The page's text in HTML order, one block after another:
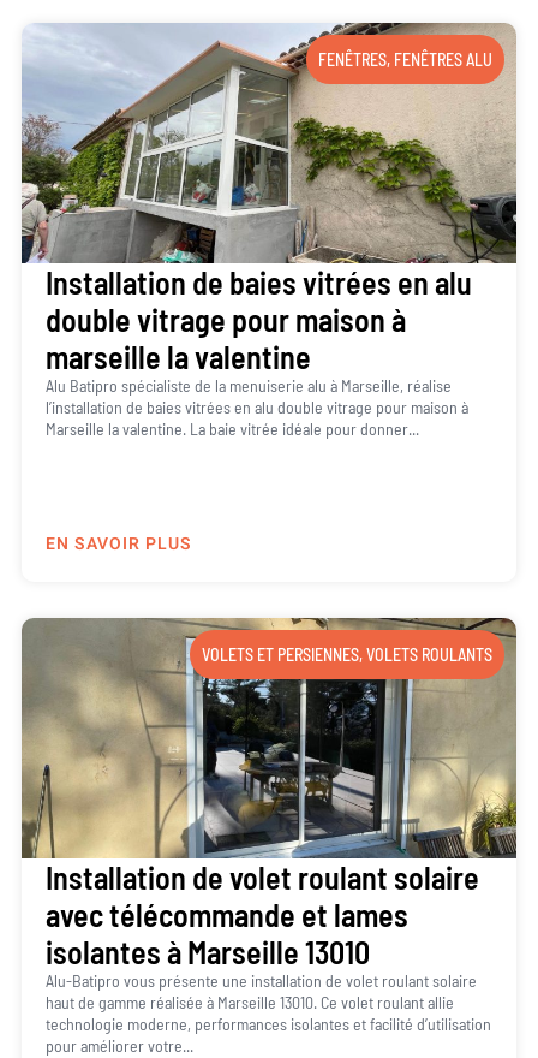
FENÊTRES, FENÊTRES ALU
Installation de baies vitrées en alu
double vitrage pour maison à
marseille la valentine
Alu Batipro spécialiste de la menuiserie alu à Marseille, réalise
l’installation de baies vitrées en alu double vitrage pour maison à
Marseille la valentine. La baie vitrée idéale pour donner...
EN SAVOIR PLUS
VOLETS ET PERSIENNES,VOLETS ROULANTS
Installation de volet roulant solaire
avec télécommande et lames
isolantes à Marseille 13010
Alu-Batipro vous présente une installation de volet roulant solaire
haut de gamme réalisée à Marseille 13010. Ce volet roulant allie
technologie moderne, performances isolantes et facilité d’utilisation
pour améliorer votre...